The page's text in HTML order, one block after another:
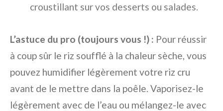
croustillant sur vos desserts ou salades.
L’astuce du pro (toujours vous !) : Pour réussir
à coup sûr le riz soufflé à la chaleur sèche, vous
pouvez humidifier légèrement votre riz cru
avant de le mettre dans la poêle. Vaporisez-le
légèrement avec de l’eau ou mélangez-le avec